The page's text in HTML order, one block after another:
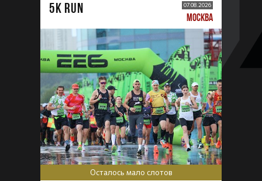
5К RUN 07.08.2026
МОСКВА
Осталось мало слотов